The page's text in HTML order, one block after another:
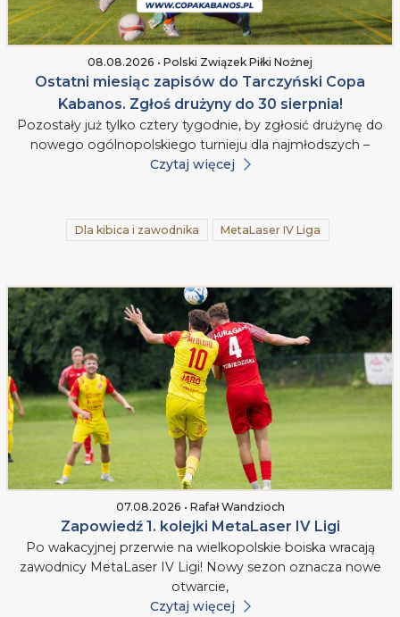
08.08.2026 • Polski Związek Piłki Nożnej
Ostatni miesiąc zapisów do Tarczyński Copa
Kabanos. Zgłoś drużyny do 30 sierpnia!
Pozostały już tylko cztery tygodnie, by zgłosić drużynę do
nowego ogólnopolskiego turnieju dla najmłodszych –
Czytaj więcej
Dla kibica i zawodnika MetaLaser IV Liga
07.08.2026 • Rafał Wandzioch
Zapowiedź 1. kolejki MetaLaser IV Ligi
Po wakacyjnej przerwie na wielkopolskie boiska wracają
zawodnicy MetaLaser IV Ligi! Nowy sezon oznacza nowe
otwarcie,
Czytaj więcej